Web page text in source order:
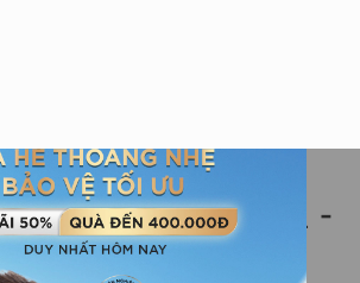
ngôn bất hủ -